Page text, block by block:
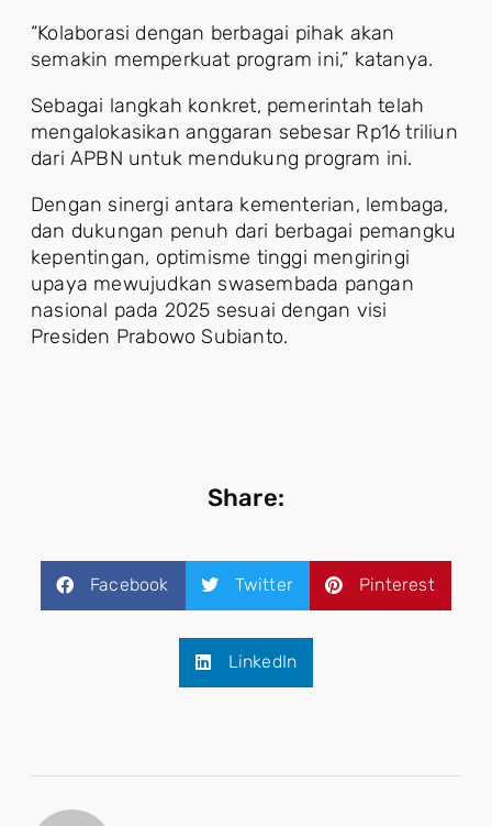
“Kolaborasi dengan berbagai pihak akan
semakin memperkuat program ini,” katanya.
Sebagai langkah konkret, pemerintah telah
mengalokasikan anggaran sebesar Rp16 triliun
dari APBN untuk mendukung program ini.
Dengan sinergi antara kementerian, lembaga,
dan dukungan penuh dari berbagai pemangku
kepentingan, optimisme tinggi mengiringi
upaya mewujudkan swasembada pangan
nasional pada 2025 sesuai dengan visi
Presiden Prabowo Subianto.
Share:
Facebook Twitter Pinterest
LinkedIn